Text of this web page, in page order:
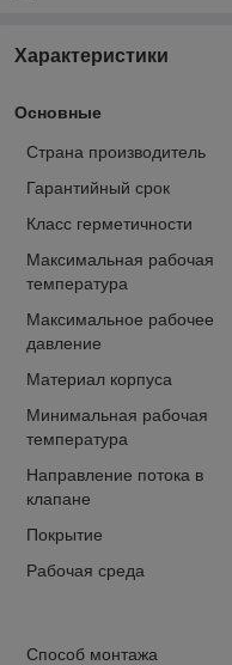
Характеристики
Основные
Страна производитель
Гарантийный срок
Класс герметичности
Максимальная рабочая
температура
Максимальное рабочее
давление
Материал корпуса
Минимальная рабочая
температура
Направление потока в
клапане
Покрытие
Рабочая среда
Способ монтажа